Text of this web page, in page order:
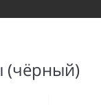
(чёрный)